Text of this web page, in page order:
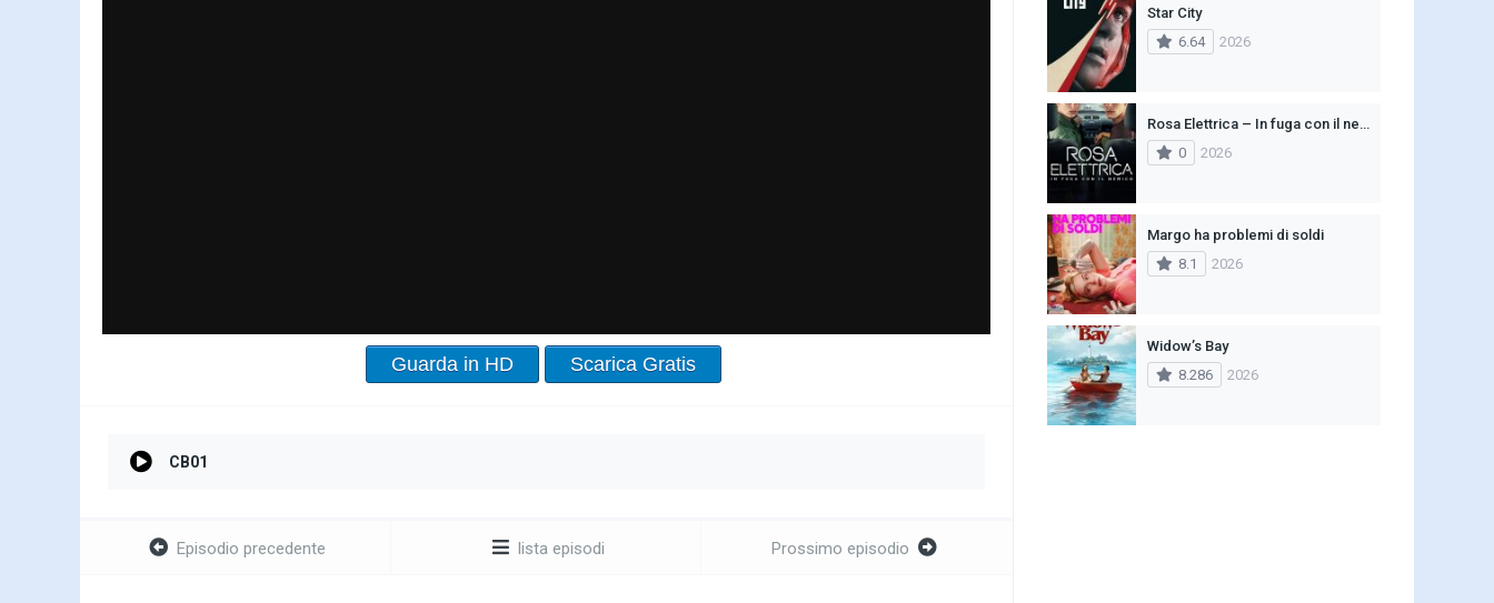
Guarda in HD Scarica Gratis
CB01
Episodio precedente lista episodi Prossimo episodio
Star City
6.64
2026
Rosa Elettrica – In fuga con il nemico
0
2026
Margo ha problemi di soldi
8.1
2026
Widow’s Bay
8.286
2026